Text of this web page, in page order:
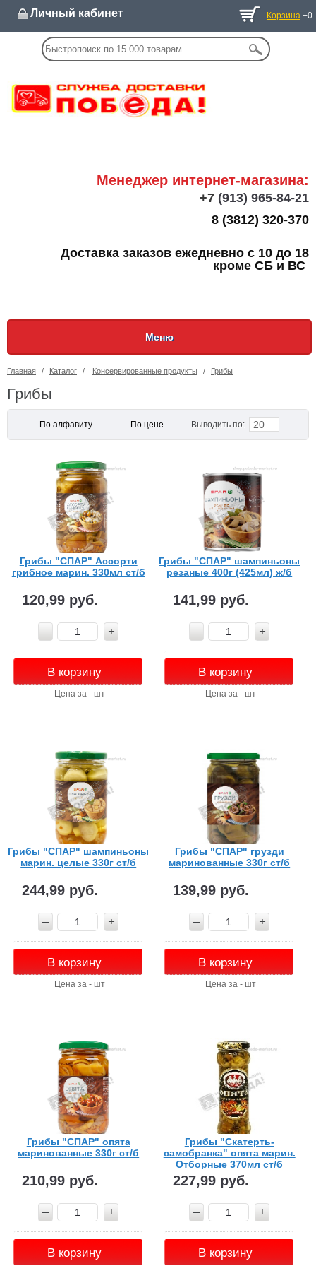
Личный кабинет Корзина +0
Менеджер интернет-магазина:
+7 (913) 965-84-21
8 (3812) 320-370
Доставка заказов ежедневно с 10 до 18
кроме СБ и ВС
Меню
Главная / Каталог / Консервированные продукты / Грибы
Грибы
По алфавиту По цене Выводить по: 20
Грибы "СПАР" Ассорти
грибное марин. 330мл ст/б
120,99 руб.
В корзину
Цена за - шт
Грибы "СПАР" шампиньоны
резаные 400г (425мл) ж/б
141,99 руб.
В корзину
Цена за - шт
Грибы "СПАР" шампиньоны
марин. целые 330г ст/б
244,99 руб.
В корзину
Цена за - шт
Грибы "СПАР" грузди
маринованные 330г ст/б
139,99 руб.
В корзину
Цена за - шт
Грибы "СПАР" опята
маринованные 330г ст/б
210,99 руб.
В корзину
Грибы "Скатерть-
самобранка" опята марин.
Отборные 370мл ст/б
227,99 руб.
В корзину